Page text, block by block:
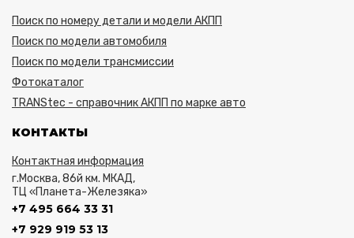
Поиск по номеру детали и модели АКПП
Поиск по модели автомобиля
Поиск по модели трансмиссии
Фотокаталог
TRANStec - справочник АКПП по марке авто
КОНТАКТЫ
Контактная информация
г.Москва, 86й км. МКАД,
ТЦ «Планета-Железяка»
+7 495 664 33 31
+7 929 919 53 13